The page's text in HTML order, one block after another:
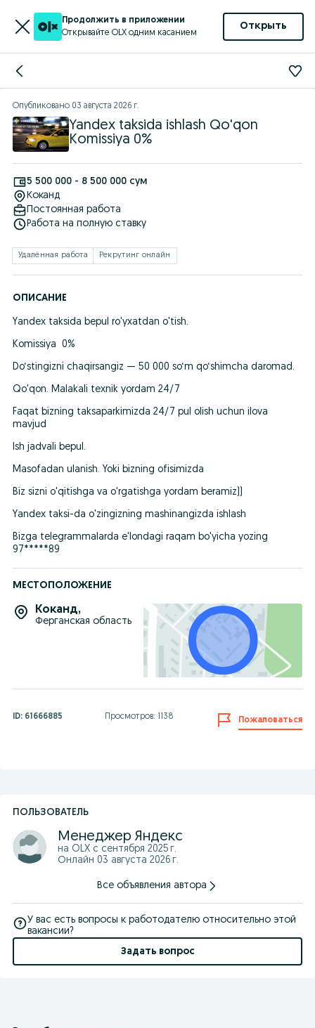
Продолжить в приложении
Открывайте OLX одним касанием
Открыть
Опубликовано 03 августа 2026 г.
Yandex taksida ishlash Qo'qon
Komissiya 0%
5 500 000 - 8 500 000 сум
Коканд
Постоянная работа
Работа на полную ставку
Удалённая работа Рекрутинг онлайн
ОПИСАНИЕ
Yandex taksida bepul ro'yxatdan o'tish.
Komissiya  0%
Do‘stingizni chaqirsangiz — 50 000 so‘m qo‘shimcha daromad.
Qo'qon. Malakali texnik yordam 24/7
Faqat bizning taksaparkimizda 24/7 pul olish uchun ilova
mavjud
Ish jadvali bepul.
Masofadan ulanish. Yoki bizning ofisimizda
Biz sizni o'qitishga va o'rgatishga yordam beramiz))
Yandex taksi-da o'zingizning mashinangizda ishlash
Bizga telegrammalarda e'londagi raqam bo'yicha yozing
97*****89
МЕСТОПОЛОЖЕНИЕ
Коканд,
Ферганская область
ID: 61666885 Просмотров: 1138 Пожаловаться
ПОЛЬЗОВАТЕЛЬ
Менеджер Яндекс
на OLX с сентября 2025 г.
Онлайн 03 августа 2026 г.
Все объявления автора
У вас есть вопросы к работодателю относительно этой
вакансии?
Задать вопрос